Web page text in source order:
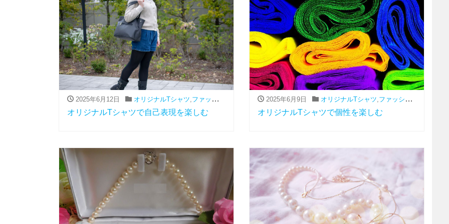
2025年6月12日 オリジナルTシャツ ファッション（アパレル関連） ,流行
オリジナルTシャツで自己表現を楽しむ
2025年6月9日 オリジナルTシャツ ファッション（アパレル関連）
オリジナルTシャツで個性を楽しむ